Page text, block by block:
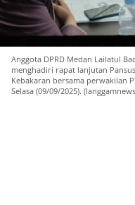
Anggota DPRD Medan Lailatul
menghadiri rapat lanjutan
Kebakaran bersama perwakilan
Selasa (09/09/2025).